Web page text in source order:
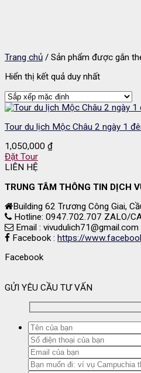
Trang chủ / Sản phẩm được gắn
Hiển thị kết quả duy nhất
Tour du lịch Mộc Châu 2 ngày 1
1,050,000 ₫
Đặt Tour
LIÊN HỆ
TRUNG TÂM THÔNG TIN DỊCH
Building 62 Trương Công Giai,
Hotline: 0947.702.707 ZALO/
Email : vivudulich71@gmail.com
Facebook : https://
Facebook
GỬI YÊU CẦU TƯ VẤN